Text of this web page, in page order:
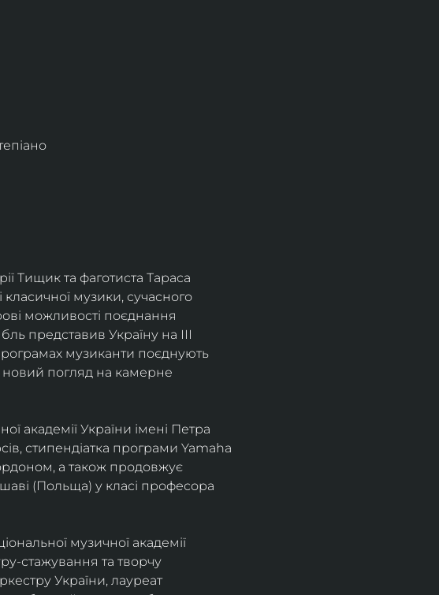
Тищик та фаготиста Тараса
музики, сучасного
можливості поєднання
представив Україну на ІІІ
музиканти поєднують
погляд на камерне
академії України імені Петра
стипендіатка програми Yamaha
а також продовжує
(Польща) у класі професора
музичної академії
стажування та творчу
України, лауреат